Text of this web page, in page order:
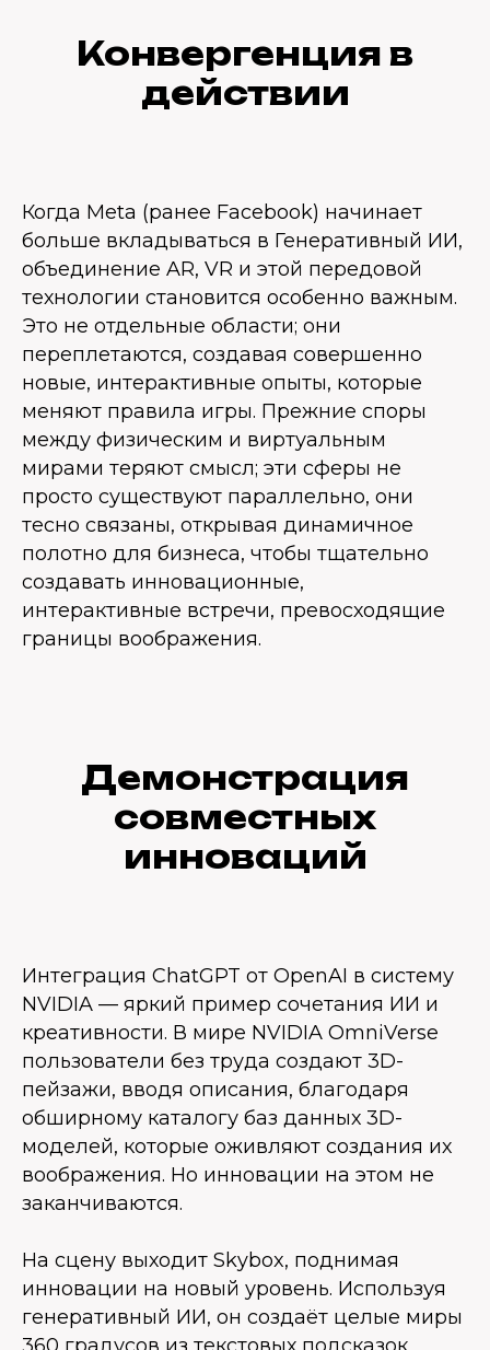
Конвергенция в
действии
Когда Meta (ранее Facebook) начинает
больше вкладываться в Генеративный ИИ,
объединение AR, VR и этой передовой
технологии становится особенно важным.
Это не отдельные области; они
переплетаются, создавая совершенно
новые, интерактивные опыты, которые
меняют правила игры. Прежние споры
между физическим и виртуальным
мирами теряют смысл; эти сферы не
просто существуют параллельно, они
тесно связаны, открывая динамичное
полотно для бизнеса, чтобы тщательно
создавать инновационные,
интерактивные встречи, превосходящие
границы воображения.
Демонстрация
совместных
инноваций
Интеграция ChatGPT от OpenAI в систему
NVIDIA — яркий пример сочетания ИИ и
креативности. В мире NVIDIA OmniVerse
пользователи без труда создают 3D-
пейзажи, вводя описания, благодаря
обширному каталогу баз данных 3D-
моделей, которые оживляют создания их
воображения. Но инновации на этом не
заканчиваются.
На сцену выходит Skybox, поднимая
инновации на новый уровень. Используя
генеративный ИИ, он создаёт целые миры